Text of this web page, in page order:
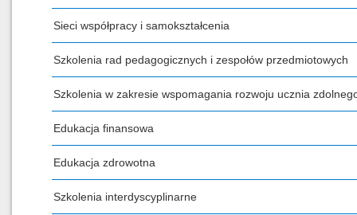
Sieci współpracy i samokształcenia
Szkolenia rad pedagogicznych i zespołów przedmiotowych
Szkolenia w zakresie wspomagania rozwoju ucznia
Edukacja finansowa
Edukacja zdrowotna
Szkolenia interdyscyplinarne